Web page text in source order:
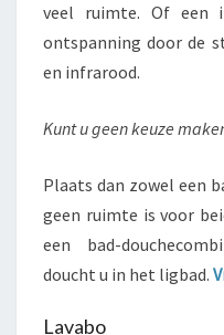
veel ruimte. Of een
ontspanning door de
en infrarood.
Kunt u geen keuze
Plaats dan zowel een
geen ruimte is voor
een bad-
doucht u in het ligbad.
Lavabo